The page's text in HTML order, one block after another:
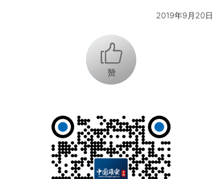
2019年9月20日
+1